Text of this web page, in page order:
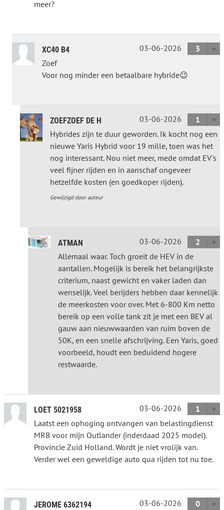
meer?
XC40 B4 03-06-2026
3
Zoef
Voor nog minder een betaalbare hybride😉
ZOEFZOEF DE H 03-06-2026
1
Hybrides zijn te duur geworden. Ik kocht nog een
nieuwe Yaris Hybrid voor 19 mille, toen was het
nog interessant. Nou niet meer, mede omdat EV's
veel fijner rijden en in aanschaf ongeveer
hetzelfde kosten (en goedkoper rijden).
Gewijzigd door auteur
ATMAN 03-06-2026
2
Allemaal waar. Toch groeit de HEV in de
aantallen. Mogelijk is bereik het belangrijkste
criterium, naast gewicht en vaker laden dan
wenselijk. Veel berijders hebben daar kennelijk
de meerkosten voor over. Met 6-800 Km netto
bereik op een volle tank zit je met een BEV al
gauw aan nieuwwaarden van ruim boven de
50K, en een snelle afschrijving. Een Yaris, goed
voorbeeld, houdt een beduidend hogere
restwaarde.
LOET 5021958 03-06-2026
1
Laatst een ophoging ontvangen van belastingdienst
MRB voor mijn Outlander (inderdaad 2025 model).
Provincie Zuid Holland. Wordt je niet vrolijk van.
Verder wel een geweldige auto qua rijden tot nu toe.
JEROME 6362194 03-06-2026
0